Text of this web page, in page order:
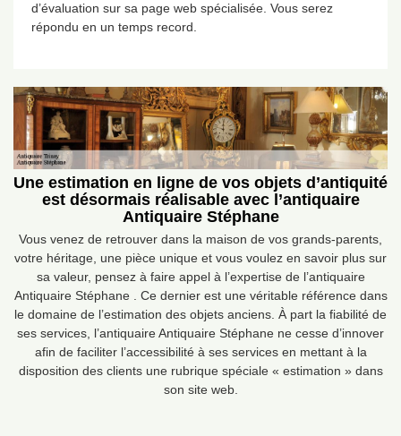
d’évaluation sur sa page web spécialisée. Vous serez
répondu en un temps record.
Une estimation en ligne de vos objets d’antiquité
est désormais réalisable avec l’antiquaire
Antiquaire Stéphane
Vous venez de retrouver dans la maison de vos grands-parents,
votre héritage, une pièce unique et vous voulez en savoir plus sur
sa valeur, pensez à faire appel à l’expertise de l’antiquaire
Antiquaire Stéphane . Ce dernier est une véritable référence dans
le domaine de l’estimation des objets anciens. À part la fiabilité de
ses services, l’antiquaire Antiquaire Stéphane ne cesse d’innover
afin de faciliter l’accessibilité à ses services en mettant à la
disposition des clients une rubrique spéciale « estimation » dans
son site web.